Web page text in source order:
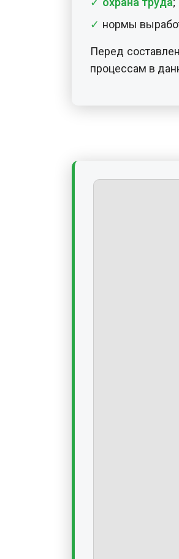
нормы
Перед
процессам в